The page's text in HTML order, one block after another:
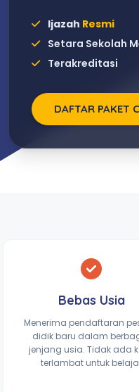
Ijazah Resmi
Setara Sekolah
Terakreditasi
DAFTAR PAKET C
Bebas Usia
Menerima pendaftaran
didik baru dalam
jenjang usia. Tidak ada
terlambat untuk